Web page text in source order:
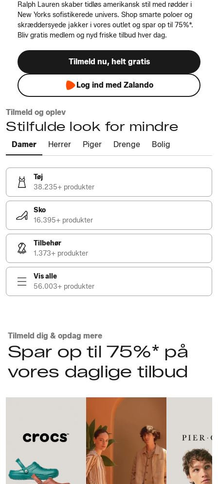
Ralph Lauren skaber tidløs amerikansk stil med rødder i
New Yorks sofistikerede univers. Shop smarte poloer og
skræddersyede jakker i vores outlet og spar op til 75%*.
Bliv gratis medlem og nyd friske tilbud hver dag.
Tilmeld nu, helt gratis
Log ind med Zalando
Tilmeld og oplev
Stilfulde look for mindre
Damer Herrer Piger Drenge Bolig
Tøj
38.235+ produkter
Sko
16.395+ produkter
Tilbehør
1.373+ produkter
Vis alle
56.003+ produkter
Tilmeld dig & opdag mere
Spar op til 75%* på
vores daglige tilbud